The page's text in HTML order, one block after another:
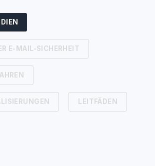
E-MAIL-SICHERHEIT
LEITFÄDEN